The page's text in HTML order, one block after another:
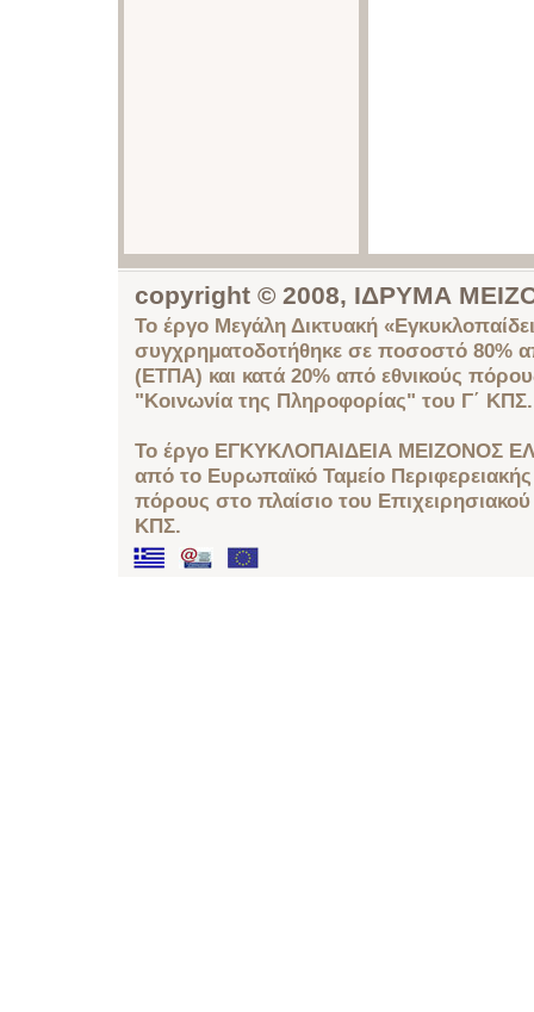
copyright © 2008, ΙΔΡΥΜΑ
Το έργο Μεγάλη Δικτυακή
συγχρηματοδοτήθηκε σε ποσοστό 80%
(ΕΤΠΑ) και κατά 20% από εθνικούς
"Κοινωνία της Πληροφορίας" του Γ΄ ΚΠΣ.
Το έργο ΕΓΚΥΚΛΟΠΑΙΔΕΙΑ ΜΕΙΖΟΝΟΣ
από το Ευρωπαϊκό Ταμείο
πόρους στο πλαίσιο του
ΚΠΣ.